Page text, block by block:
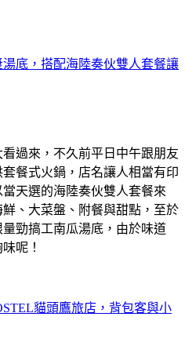
湯底，搭配海陸奏伙雙人套餐讓
過來，不久前平日中午跟朋友
餐式火鍋，店名讓人相當有印
天選的海陸奏伙雙人套餐來
、大菜盤、附餐與甜點，至於
勁搞工南瓜湯底，由於味道
呢！
貓頭鷹旅店，背包客與小